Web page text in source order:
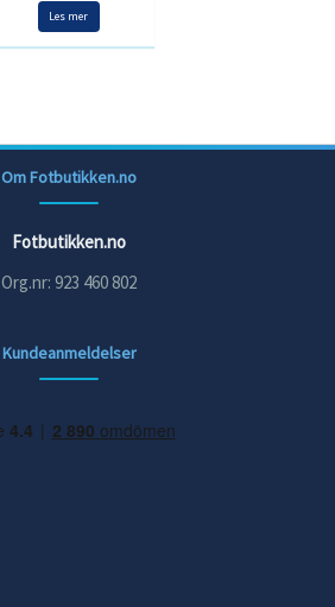
Les mer
Om Fotbutikken.no
Fotbutikken.no
Org.nr: 923 460 802
Kundeanmeldelser